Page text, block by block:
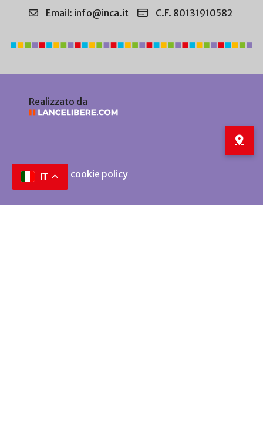
Email: info@inca.it
C.F. 80131910582
Realizzato da
Privacy e cookie policy
IT